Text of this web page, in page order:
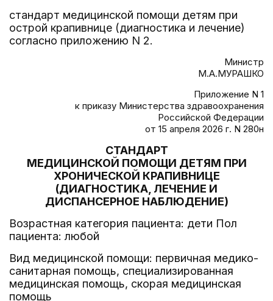
стандарт медицинской помощи детям при
острой крапивнице (диагностика и лечение)
согласно приложению N 2.
Министр
М.А.МУРАШКО
Приложение N 1
к приказу Министерства здравоохранения
Российской Федерации
от 15 апреля 2026 г. N 280н
СТАНДАРТ
МЕДИЦИНСКОЙ ПОМОЩИ ДЕТЯМ ПРИ
ХРОНИЧЕСКОЙ КРАПИВНИЦЕ
(ДИАГНОСТИКА, ЛЕЧЕНИЕ И
ДИСПАНСЕРНОЕ НАБЛЮДЕНИЕ)
Возрастная категория пациента: дети Пол
пациента: любой
Вид медицинской помощи: первичная медико-
санитарная помощь, специализированная
медицинская помощь, скорая медицинская
помощь